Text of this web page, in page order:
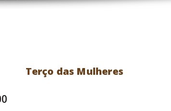
Terço das Mulheres